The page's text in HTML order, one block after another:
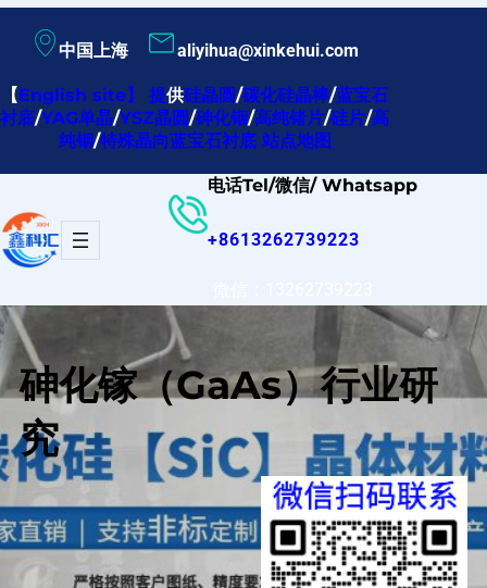
内
容
中国上海 aliyihua@xinkehui.com
【English site】提供硅晶圆/碳化硅晶棒/蓝宝石
衬底/YAG单晶/YSZ晶圆/砷化铟/高纯锗片/硅片/高
纯铟/特殊晶向蓝宝石衬底 站点地图
电话Tel/微信/ Whatsapp
+8613262739223
砷化镓（GaAs）行业研
究